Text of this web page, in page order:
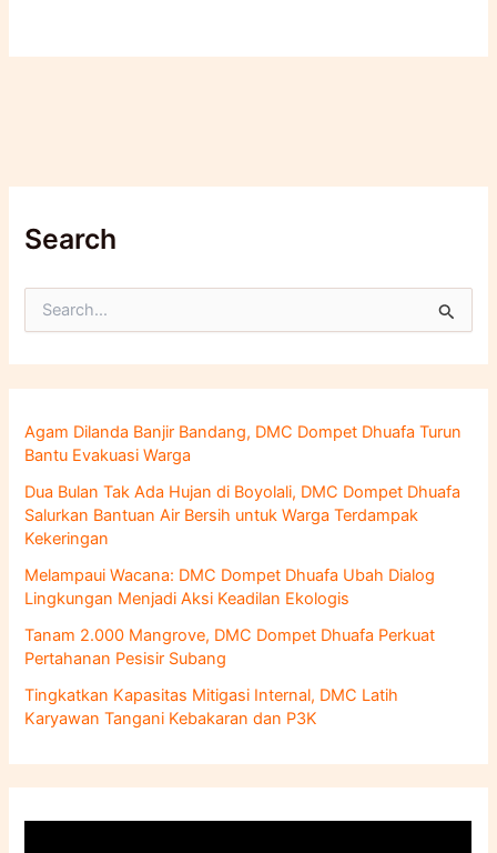
Search
a
t
u
k
:
Agam Dilanda Banjir Bandang, DMC Dompet Dhuafa Turun
Bantu Evakuasi Warga
Dua Bulan Tak Ada Hujan di Boyolali, DMC Dompet Dhuafa
Salurkan Bantuan Air Bersih untuk Warga Terdampak
Kekeringan
Melampaui Wacana: DMC Dompet Dhuafa Ubah Dialog
Lingkungan Menjadi Aksi Keadilan Ekologis
Tanam 2.000 Mangrove, DMC Dompet Dhuafa Perkuat
Pertahanan Pesisir Subang
Tingkatkan Kapasitas Mitigasi Internal, DMC Latih
Karyawan Tangani Kebakaran dan P3K